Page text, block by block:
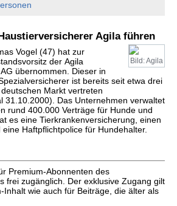
Agila führen
Bild: Agila
Vogel (47) hat zur
der Agila
übernommen. Dieser in
ist bereits seit etwa drei
Markt vertreten
31.10.2000). Das Unternehmen verwaltet
rund 400.000 Verträge für Hunde und
es eine Tierkrankenversicherung, einen
Haftpflichtpolice für Hundehalter.
Premium-Abonnenten des
frei zugänglich. Der exklusive Zugang gilt
Inhalt wie auch für Beiträge, die älter als